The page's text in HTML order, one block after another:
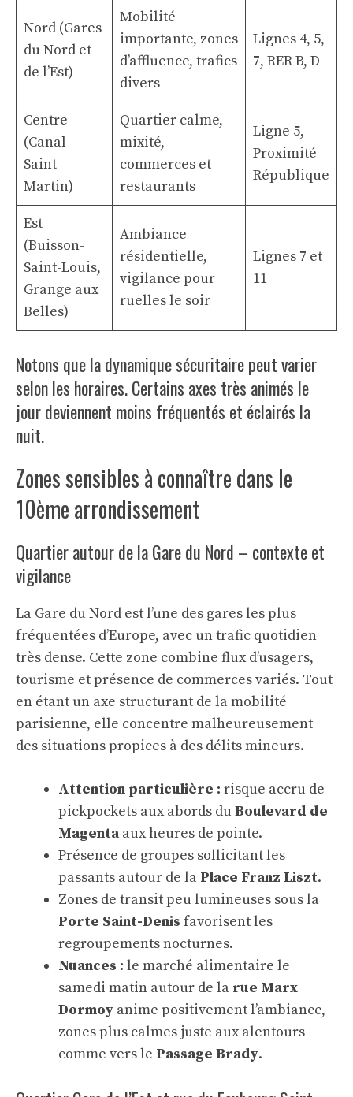
Nord (Gares
du Nord et
de l’Est)
Mobilité
importante, zones
d’affluence, trafics
divers
Lignes 4, 5,
7, RER B, D
Centre
(Canal
Saint-
Martin)
Quartier calme,
mixité,
commerces et
restaurants
Ligne 5,
Proximité
République
Est
(Buisson-
Saint-Louis,
Grange aux
Belles)
Ambiance
résidentielle,
vigilance pour
ruelles le soir
Lignes 7 et
11
Notons que la dynamique sécuritaire peut varier
selon les horaires. Certains axes très animés le
jour deviennent moins fréquentés et éclairés la
nuit.
Zones sensibles à connaître dans le
10ème arrondissement
Quartier autour de la Gare du Nord – contexte et
vigilance
La Gare du Nord est l’une des gares les plus
fréquentées d’Europe, avec un trafic quotidien
très dense. Cette zone combine flux d’usagers,
tourisme et présence de commerces variés. Tout
en étant un axe structurant de la mobilité
parisienne, elle concentre malheureusement
des situations propices à des délits mineurs.
Attention particulière : risque accru de
pickpockets aux abords du Boulevard de
Magenta aux heures de pointe.
Présence de groupes sollicitant les
passants autour de la Place Franz Liszt.
Zones de transit peu lumineuses sous la
Porte Saint-Denis favorisent les
regroupements nocturnes.
Nuances : le marché alimentaire le
samedi matin autour de la rue Marx
Dormoy anime positivement l’ambiance,
zones plus calmes juste aux alentours
comme vers le Passage Brady.